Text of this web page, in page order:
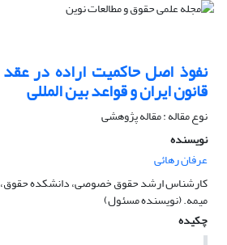
نفوذ اصل حاکمیت اراده در عقد
قانون ایران و قواعد بین المللی
نوع مقاله : مقاله پژوهشی
نویسنده
عرفان رهائی
کارشناس ارشد حقوق خصوصی، دانشکده حقوق،
میمه. (نویسنده مسئول)
چکیده